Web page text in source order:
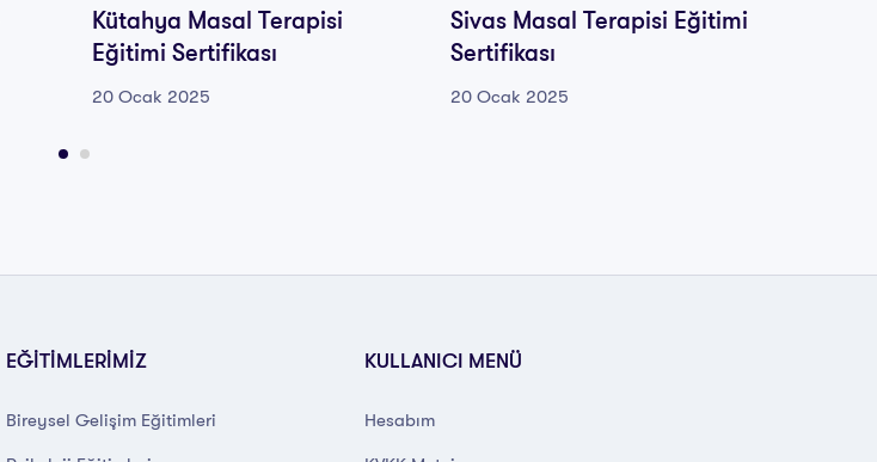
Kütahya Masal Terapisi
Eğitimi Sertifikası
20 Ocak 2025
Sivas Masal Terapisi Eğitimi
Sertifikası
20 Ocak 2025
EĞİTİMLERİMİZ
Bireysel Gelişim Eğitimleri
KULLANICI MENÜ
Hesabım